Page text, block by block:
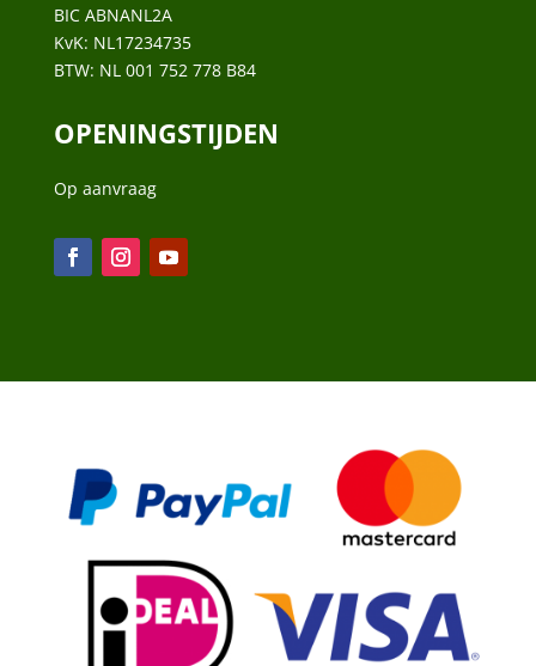
BIC ABNANL2A
KvK: NL17234735
BTW: NL 001 752 778 B84
OPENINGSTIJDEN
Op aanvraag